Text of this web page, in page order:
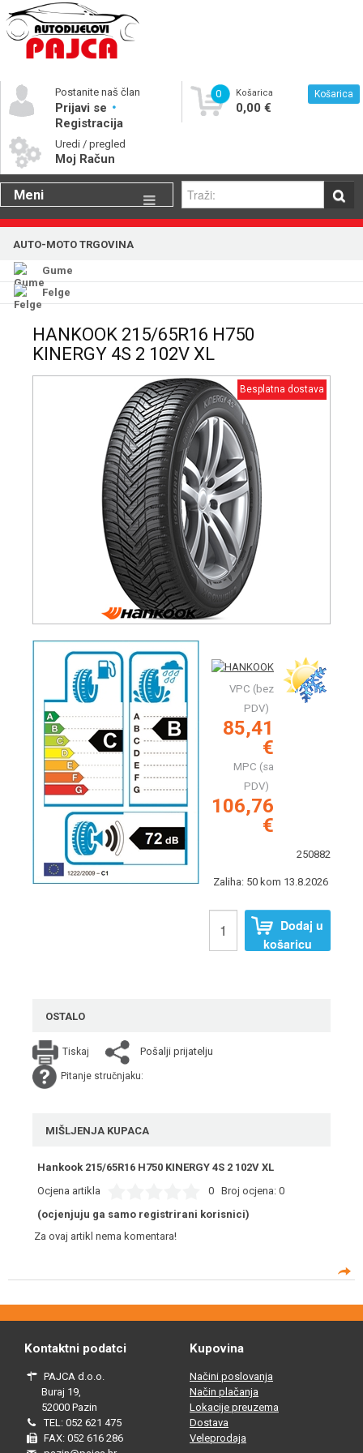
Postanite naš član
Prijavi se
Registracija
Uredi / pregled
Moj Račun
0 Košarica
0,00 €
Košarica
Meni
Gume
Katalog rezervnih dijelova
AUTO-MOTO TRGOVINA
Gume
Felge
HANKOOK 215/65R16 H750
KINERGY 4S 2 102V XL
Besplatna dostava
VPC (bez
PDV)
85,41
€
MPC (sa
PDV)
106,76
€
250882
Zaliha: 50 kom 13.8.2026
Dodaj u
košaricu
OSTALO
Tiskaj Pošalji prijatelju
Pitanje stručnjaku:
MIŠLJENJA KUPACA
Hankook 215/65R16 H750 KINERGY 4S 2 102V XL
Ocjena artikla
0 Broj ocjena: 0
(ocjenjuju ga samo registrirani korisnici)
Za ovaj artikl nema komentara!
Kontaktni podatci
PAJCA d.o.o.
Buraj 19,
52000 Pazin
TEL: 052 621 475
FAX: 052 616 286
Kupovina
Načini poslovanja
Način plačanja
Lokacije preuzema
Dostava
Veleprodaja